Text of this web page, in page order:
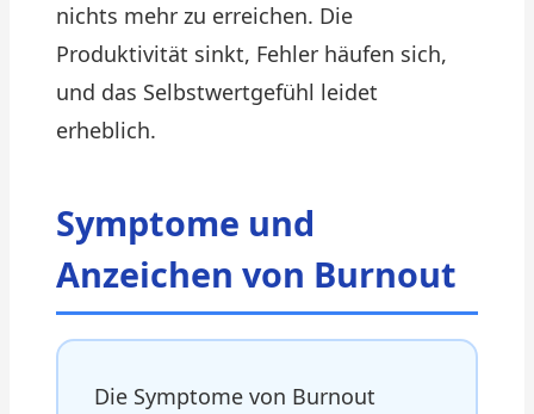
nichts mehr zu erreichen. Die
Produktivität sinkt, Fehler häufen sich,
und das Selbstwertgefühl leidet
erheblich.
Symptome und
Anzeichen von Burnout
Die Symptome von Burnout